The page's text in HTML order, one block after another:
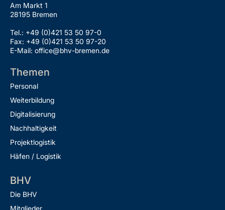
Am Markt 1
28195 Bremen
Tel.: +49 (0)421 53 50 97-0
Fax: +49 (0)421 53 50 97-20
E-Mail: office@bhv-bremen.de
Themen
Personal
Weiterbildung
Digitalisierung
Nachhaltigkeit
Projektlogistik
Häfen / Logistik
BHV
Die BHV
Mitglieder